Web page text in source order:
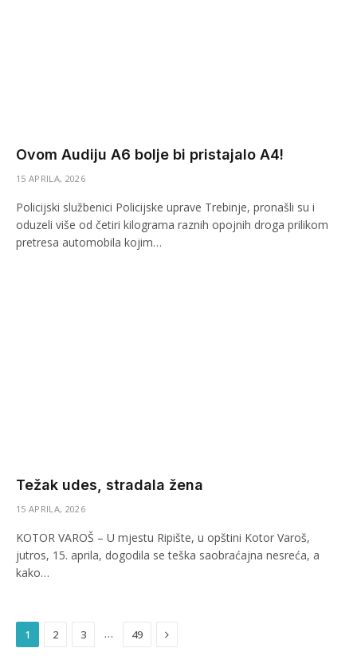
Ovom Audiju A6 bolje bi pristajalo A4!
15 APRILA, 2026
Policijski službenici Policijske uprave Trebinje, pronašli su i
oduzeli više od četiri kilograma raznih opojnih droga prilikom
pretresa automobila kojim…
Težak udes, stradala žena
15 APRILA, 2026
KOTOR VAROŠ – U mjestu Ripište, u opštini Kotor Varoš,
jutros, 15. aprila, dogodila se teška saobraćajna nesreća, a
kako…
1 2 3 … 49 Next